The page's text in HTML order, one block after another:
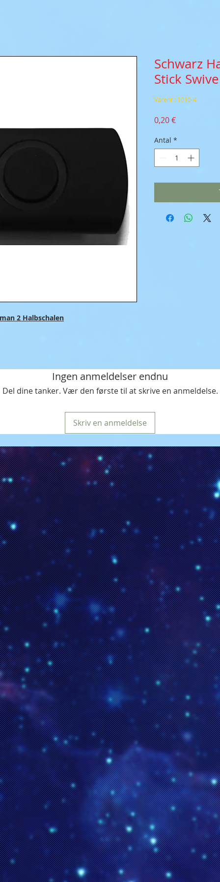
2 Halbschalen
Schwarz
Stick
Varenr.: 1010-4
0,20 €Pris
Antal *
Ingen anmeldelser endnu
Del dine tanker. Vær den første til at skrive en anmeldelse.
Skriv en anmeldelse